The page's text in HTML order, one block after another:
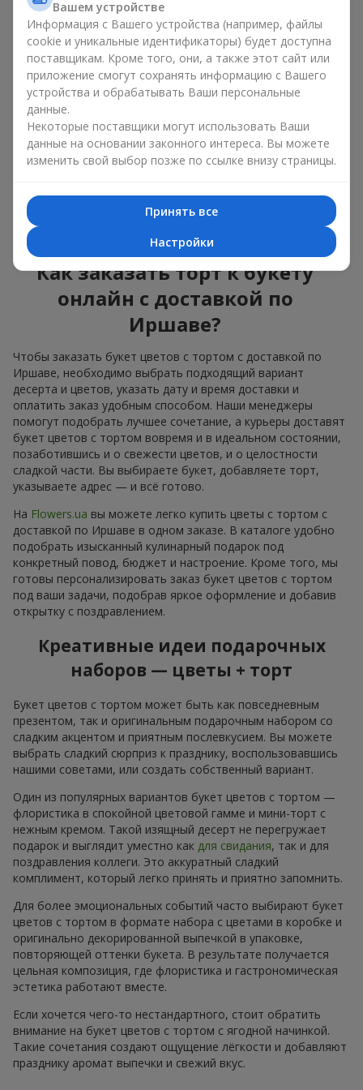
красота и вкус в одном
подарке
Торты с живыми цветами — это современное сочетание
флористики и гастрономической эстетики. Эксклюзивный
десерт в паре с
стильно и подчёркивает значимость события —дня
рождения ,рождения ребёнкаиликорпоратива.
В композиции букет цветов с тортом живые растения
завершает сладкий праздничный акцент. Такой десерт с
украшениями из любимых цветов отлично смотрится и на
праздничном столе, и на фотографиях.
Как заказать торт к букету
онлайн с доставкой по
Иршаве?
Чтобы заказать букет цветов с тортом с доставкой по
Иршаве, необходимо выбрать подходящий вариант
десерта и цветов, указать дату и время доставки и
оплатить заказ удобным способом. Наши менеджеры
помогут подобрать лучшее сочетание, а курьеры доставят
букет цветов с тортом вовремя и в идеальном состоянии,
позаботившись и о свежести цветов, и о целостности
сладкой части. Вы выбираете букет, добавляете торт,
указываете адрес — и всё готово.
На Flowers.ua вы можете легко купить цветы с тортом с
доставкой по Иршаве в одном заказе. В каталоге удобно
подобрать изысканный кулинарный подарок под
конкретный повод, бюджет и настроение. Кроме того, мы
готовы персонализировать заказ букет цветов с тортом
под ваши задачи, подобрав яркое оформление и добавив
открытку с поздравлением.
Креативные идеи подарочных
наборов — цветы + торт
Букет цветов с тортом может быть как повседневным
презентом, так и оригинальным подарочным набором со
сладким акцентом и приятным послевкусием. Вы можете
выбрать сладкий сюрприз к празднику, воспользовавшись
нашими советами, или создать собственный вариант.
Один из популярных вариантов букет цветов с тортом —
флористика в спокойной цветовой гамме и мини-торт с
нежным кремом. Такой изящный десерт не перегружает
подарок и выглядит уместно как для свидания, так и для
поздравления коллеги. Это аккуратный сладкий
комплимент, который легко принять и приятно запомнить.
Для более эмоциональных событий часто выбирают букет
цветов с тортом в формате набора с цветами в коробке и
оригинально декорированной выпечкой в упаковке,
повторяющей оттенки букета. В результате получается
цельная композиция, где флористика и гастрономическая
эстетика работают вместе.
Если хочется чего-то нестандартного, стоит обратить
внимание на букет цветов с тортом с ягодной начинкой.
Такие сочетания создают ощущение лёгкости и добавляют
празднику аромат выпечки и свежий вкус.
Вашем устройстве
Информация с Вашего устройства (например, файлы
cookie и уникальные идентификаторы) будет доступна
поставщикам. Кроме того, они, а также этот сайт или
приложение смогут сохранять информацию с Вашего
устройства и обрабатывать Ваши персональные
данные.
Некоторые поставщики могут использовать Ваши
данные на основании законного интереса. Вы можете
изменить свой выбор позже по ссылке внизу страницы.
Принять все
Настройки